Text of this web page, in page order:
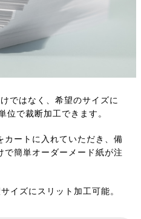
-
ではなく、希望のサイズに
位で裁断加工できます。
カートに入れていただき、備
簡単オーダーメード紙が注
イズにスリット加工可能。